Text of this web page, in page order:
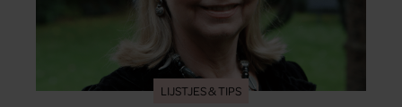
LIJSTJES & TIPS